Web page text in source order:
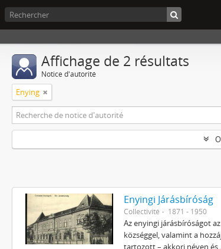
Affichage de 2 résultats
Notice d'autorité
Enying
Enyingi Járásbíróság
Collectivité 1871 - 1950
Az enyingi járásbíróságot
községgel, valamint a
tartozott – akkori néven és